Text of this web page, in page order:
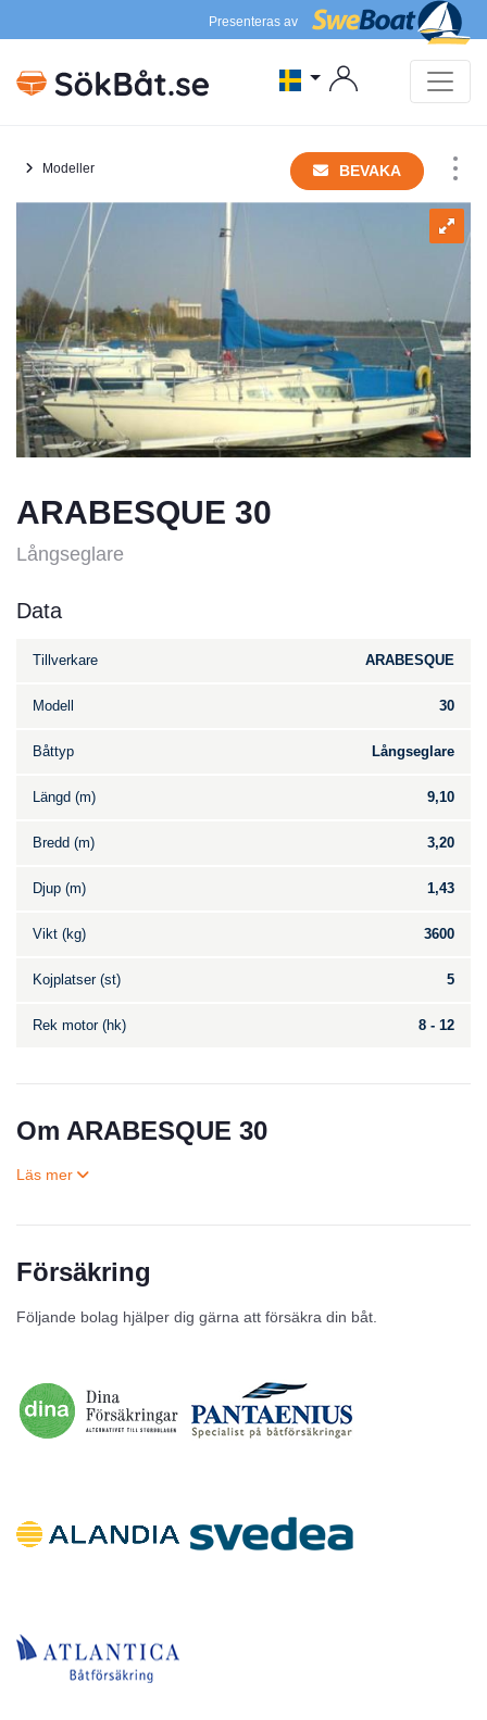
Presenteras av
Modeller BEVAKA
ARABESQUE 30
Långseglare
Data
Tillverkare ARABESQUE
Modell 30
Båttyp Långseglare
Längd (m) 9,10
Bredd (m) 3,20
Djup (m) 1,43
Vikt (kg) 3600
Kojplatser (st) 5
Rek motor (hk) 8 - 12
Om ARABESQUE 30
Försäkring
Följande bolag hjälper dig gärna att försäkra din båt.